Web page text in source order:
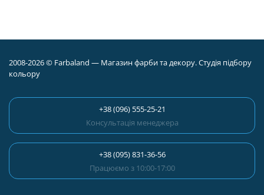
2008-2026 © Farbaland — Магазин фарби та декору. Студія підбору
кольору
+38 (096) 555-25-21
Консультація менеджера
+38 (095) 831-36-56
Працюємо з 10:00-17:00